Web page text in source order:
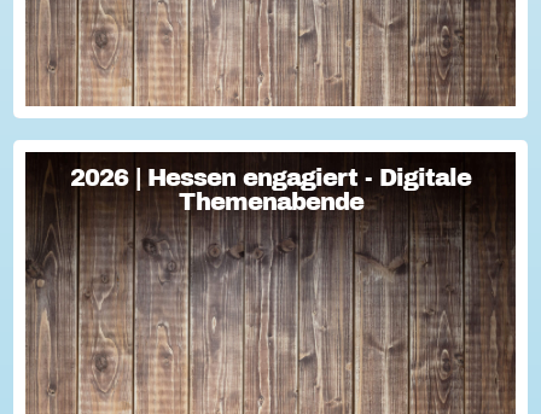
2026 | Hessen engagiert - Digitale
Themenabende
2026 | Hessen engagiert - Digitale
Themenabende
Sie haben Fragen zum Thema "Versicherung im Ehrenamt"?
Oder wollten schon immer mal lernen, wie man Engagement-
Geschichten für die Öffentlichkeitsarbeit des Vereins
nutzen kann? Dann haben wir da was!...